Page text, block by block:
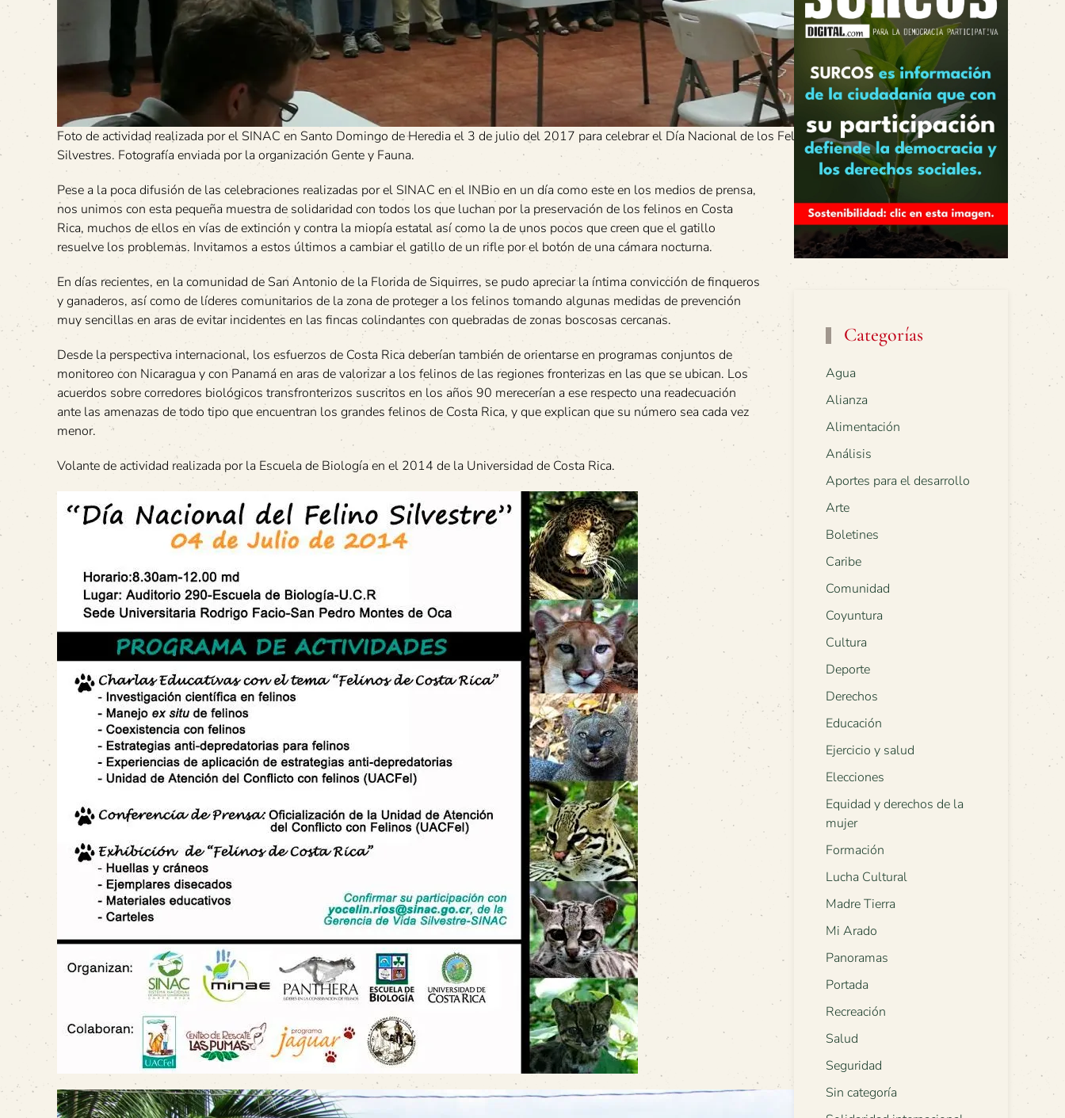
Foto de actividad realizada por el SINAC en Santo Domingo de Heredia el 3 de julio del 2017 para celebrar el Día Nacional de los Felinos
Silvestres. Fotografía enviada por la organización Gente y Fauna.
Pese a la poca difusión de las celebraciones realizadas por el SINAC en el INBio en un día como este en los medios de prensa,
nos unimos con esta pequeña muestra de solidaridad con todos los que luchan por la preservación de los felinos en Costa
Rica, muchos de ellos en vías de extinción y contra la miopía estatal así como la de unos pocos que creen que el gatillo
resuelve los problemas. Invitamos a estos últimos a cambiar el gatillo de un rifle por el botón de una cámara nocturna.
En días recientes, en la comunidad de San Antonio de la Florida de Siquirres, se pudo apreciar la íntima convicción de finqueros
y ganaderos, así como de líderes comunitarios de la zona de proteger a los felinos tomando algunas medidas de prevención
muy sencillas en aras de evitar incidentes en las fincas colindantes con quebradas de zonas boscosas cercanas.
Desde la perspectiva internacional, los esfuerzos de Costa Rica deberían también de orientarse en programas conjuntos de
monitoreo con Nicaragua y con Panamá en aras de valorizar a los felinos de las regiones fronterizas en las que se ubican. Los
acuerdos sobre corredores biológicos transfronterizos suscritos en los años 90 merecerían a ese respecto una readecuación
ante las amenazas de todo tipo que encuentran los grandes felinos de Costa Rica, y que explican que su número sea cada vez
menor.
Volante de actividad realizada por la Escuela de Biología en el 2014 de la Universidad de Costa Rica.
Categorías
Agua
Alianza
Alimentación
Análisis
Aportes para el desarrollo
Arte
Boletines
Caribe
Comunidad
Coyuntura
Cultura
Deporte
Derechos
Educación
Ejercicio y salud
Elecciones
Equidad y derechos de la
mujer
Formación
Lucha Cultural
Madre Tierra
Mi Arado
Panoramas
Portada
Recreación
Salud
Seguridad
Sin categoría